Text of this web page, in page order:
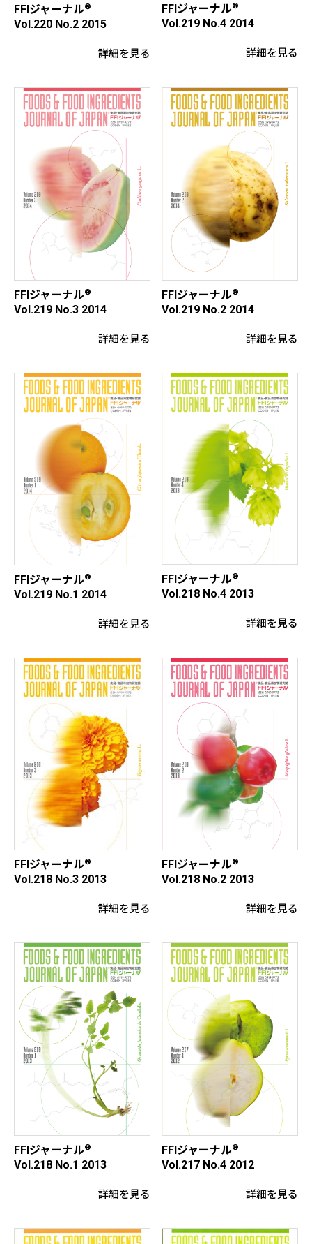
FFIジャーナル®
Vol.220 No.2 2015
詳細を見る
FFIジャーナル®
Vol.219 No.4 2014
詳細を見る
FFIジャーナル®
Vol.219 No.3 2014
詳細を見る
FFIジャーナル®
Vol.219 No.2 2014
詳細を見る
FFIジャーナル®
Vol.219 No.1 2014
詳細を見る
FFIジャーナル®
Vol.218 No.4 2013
詳細を見る
FFIジャーナル®
Vol.218 No.3 2013
詳細を見る
FFIジャーナル®
Vol.218 No.2 2013
詳細を見る
FFIジャーナル®
Vol.218 No.1 2013
詳細を見る
FFIジャーナル®
Vol.217 No.4 2012
詳細を見る